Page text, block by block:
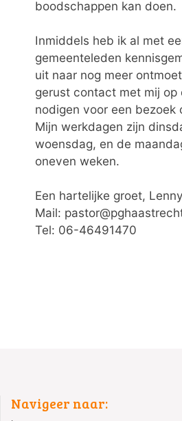
boodschappen kan doen.
Inmiddels heb ik al met
gemeenteleden
uit naar nog meer
gerust contact met mij op
nodigen voor een bezoek
Mijn werkdagen zijn
woensdag, en de
oneven weken.
Een hartelijke groet,
Mail:
Tel: 06-46491470
Navigeer naar: